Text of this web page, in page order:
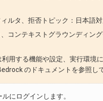
ィルタ、拒否トピック：日本語
コンテキストグラウンディン
用する機能や設定、実行環境
のドキュメントを参照し
にログインします。